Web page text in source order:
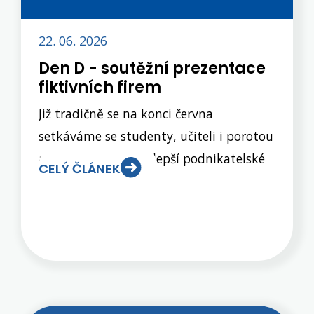
22. 06. 2026
Den D - soutěžní prezentace
fiktivních firem
Již tradičně se na konci června
setkáváme se studenty, učiteli i porotou
a hlasujeme pro nejlepší podnikatelské
záměry, které si pro nás připravili
CELÝ ČLÁNEK